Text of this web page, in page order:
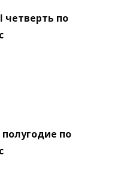
четверть по
по